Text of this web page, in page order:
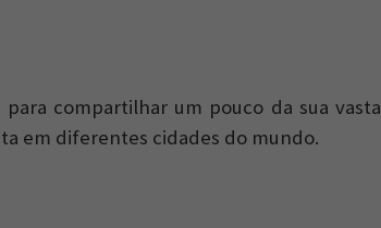
compartilhar um pouco da sua vasta
em diferentes cidades do mundo.